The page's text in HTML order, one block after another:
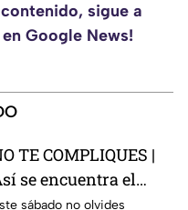
sigue a
Google News!
TE COMPLIQUES |
se encuentra el
HOY en la
sábado no olvides